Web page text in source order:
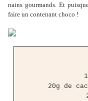
nains gourmands. Et
faire un contenant choco !
20g de